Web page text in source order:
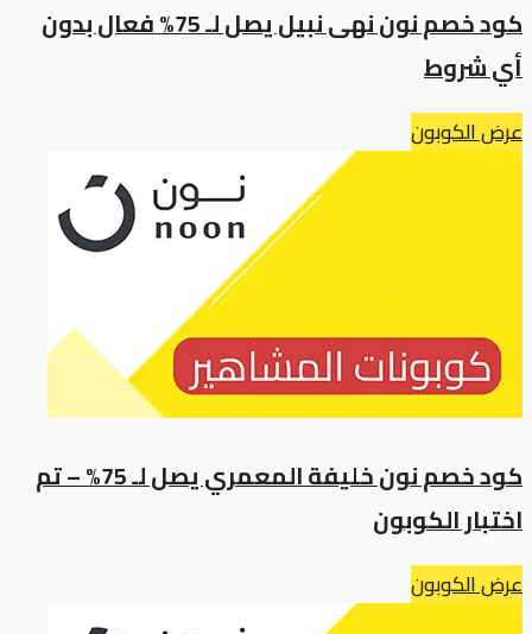
كود خصم نون نهى نبيل يصل لـ 75% فعال بدون
أي شروط
عرض الكوبون
كود خصم نون خليفة المعمري يصل لـ 75% – تم
اختبار الكوبون
عرض الكوبون